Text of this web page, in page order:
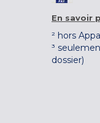
En savoir
² hors
³
dossier)